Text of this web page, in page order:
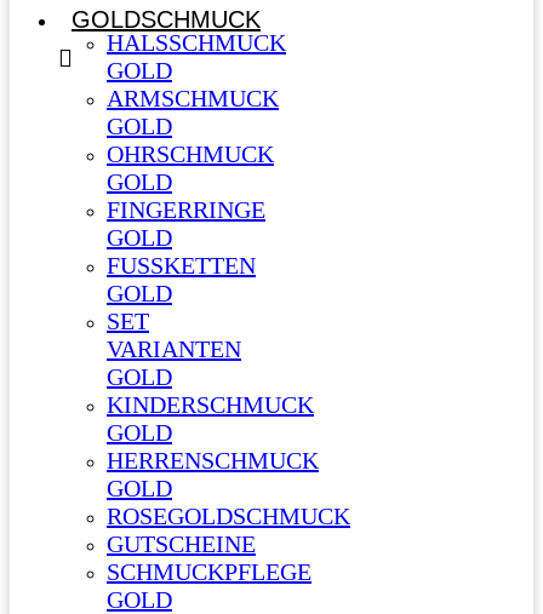
GOLDSCHMUCK
HALSSCHMUCK
GOLD
ARMSCHMUCK
GOLD
OHRSCHMUCK
GOLD
FINGERRINGE
GOLD
FUSSKETTEN
GOLD
SET
VARIANTEN
GOLD
KINDERSCHMUCK
GOLD
HERRENSCHMUCK
GOLD
ROSEGOLDSCHMUCK
GUTSCHEINE
SCHMUCKPFLEGE
GOLD